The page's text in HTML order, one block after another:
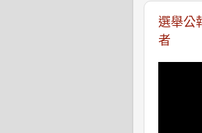
選舉公
者